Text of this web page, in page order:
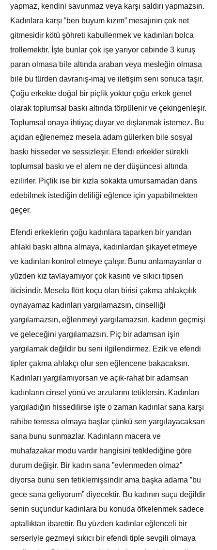
yapmaz, kendini savunmaz veya karşı saldırı yapmazsın.
Kadınlara karşı ”ben buyum kızım” mesajının çok net
gitmesidir kötü şöhreti kabullenmek ve kadınları bolca
trollemektir. İşte bunlar çok işe yarıyor cebinde 3 kuruş
paran olmasa bile altında araban veya mesleğin olmasa
bile bu türden davranış-imaj ve iletişim seni sonuca taşır.
Çoğu erkekte doğal bir piçlik yoktur çoğu erkek genel
olarak toplumsal baskı altında törpülenir ve çekingenleşir.
Toplumsal onaya ihtiyaç duyar ve dışlanmak istemez. Bu
açıdan eğlenemez mesela adam gülerken bile sosyal
baskı hisseder ve sessizleşir. Efendi erkekler sürekli
toplumsal baskı ve el alem ne der düşüncesi altında
ezilirler. Piçlik ise bir kızla sokakta umursamadan dans
edebilmek istediğin deliliği eğlence için yapabilmekten
geçer.
Efendi erkeklerin çoğu kadınlara taparken bir yandan
ahlaki baskı altına almaya, kadınlardan şikayet etmeye
ve kadınları kontrol etmeye çalışır. Bunu anlamayanlar o
yüzden kız tavlayamıyor çok kasıntı ve sıkıcı tipsen
iticisindir. Mesela flört koçu olan birisi çakma ahlakçılık
oynayamaz kadınları yargılamazsın, cinselliği
yargılamazsın, eğlenmeyi yargılamazsın, kadının geçmişi
ve geleceğini yargılamazsın. Piç bir adamsan işin
yargılamak değildir bu seni ilgilendirmez. Ezik ve efendi
tipler çakma ahlakçı olur sen eğlencene bakacaksın.
Kadınları yargılamıyorsan ve açık-rahat bir adamsan
kadınların cinsel yönü ve arzularını tetiklersin. Kadınları
yargıladığın hissedilirse işte o zaman kadınlar sana karşı
rahibe teressa olmaya başlar çünkü sen yargılayacaksan
sana bunu sunmazlar. Kadınların macera ve
muhafazakar modu vardır hangisini tetiklediğine göre
durum değişir. Bir kadın sana ”evlenmeden olmaz”
diyorsa bunu sen tetiklemişsindir ama başka adama ”bu
gece sana geliyorum” diyecektir. Bu kadının suçu değildir
senin suçundur kadınlara bu konuda öfkelenmek sadece
aptallıktan ibarettir. Bu yüzden kadınlar eğlenceli bir
serseriyle gezmeyi sıkıcı bir efendi tiple sevgili olmaya